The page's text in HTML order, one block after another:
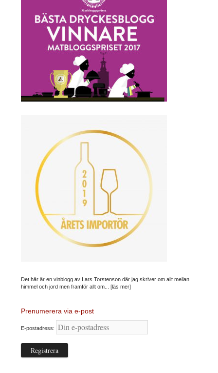
Det här är en vinblogg av Lars Torstenson där jag skriver om allt mellan
himmel och jord men framför allt om... [läs mer]
Prenumerera via e-post
E-postadress: